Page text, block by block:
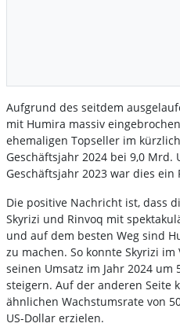
Aufgrund des seitdem
mit Humira massiv
ehemaligen Topseller im
Geschäftsjahr 2024 bei 9,0 Mrd.
Geschäftsjahr 2023 war dies ein
Die positive Nachricht ist, dass
Skyrizi und Rinvoq mit
und auf dem besten Weg sind
zu machen. So konnte Skyrizi
seinen Umsatz im Jahr 2024 um
steigern. Auf der anderen Seite
ähnlichen Wachstumsrate von
US-Dollar erzielen.